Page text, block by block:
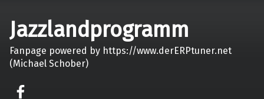
Jazzlandprogramm
Fanpage powered by https://www.derERPtuner.net
(Michael Schober)